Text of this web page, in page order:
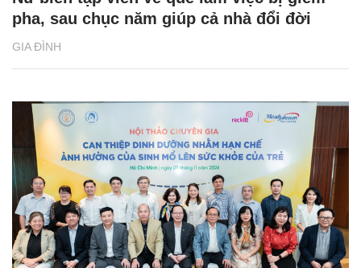
GIA ĐÌNH
pha, sau chục năm giúp cả nhà đổi đời